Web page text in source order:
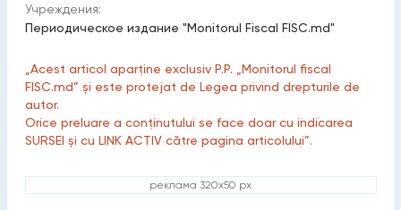
Учреждения:
Периодическое издание "Monitorul Fiscal FISC.md"
„Acest articol aparține exclusiv P.P. „Monitorul fiscal
FISC.md” și este protejat de Legea privind drepturile de
autor.
Orice preluare a conținutului se face doar cu indicarea
SURSEI și cu LINK ACTIV către pagina articolului”.
реклама 320x50 px